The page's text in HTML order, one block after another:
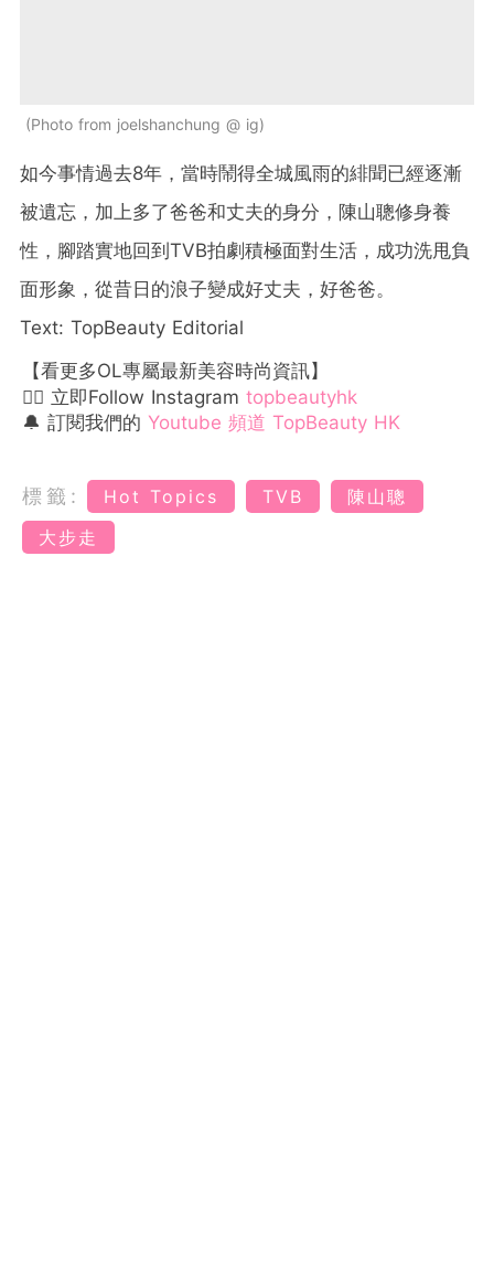
Photo from joelshanchung @ ig
如今事情過去8年，當時鬧得全城風雨的緋聞已經逐漸
被遺忘，加上多了爸爸和丈夫的身分，陳山聰修身養
性，腳踏實地回到TVB拍劇積極面對生活，成功洗甩負
面形象，從昔日的浪子變成好丈夫，好爸爸。
Text: TopBeauty Editorial
【看更多OL專屬最新美容時尚資訊】
👉🏻 立即Follow Instagram topbeautyhk
🔔 訂閱我們的 Youtube 頻道 TopBeauty HK
標籤: Hot Topics TVB
陳山聰
大步走